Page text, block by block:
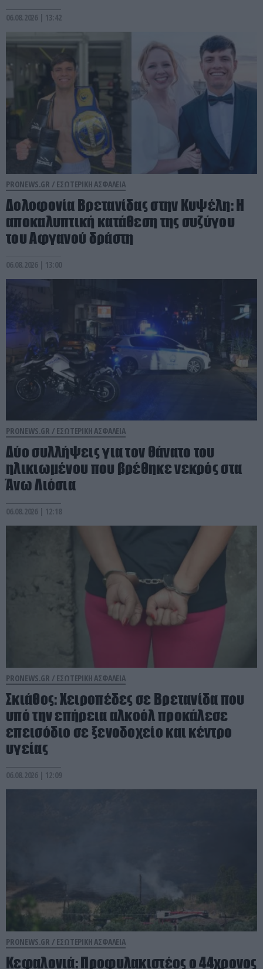
06.08.2026 | 13:42
PRONEWS.GR / ΕΣΩΤΕΡΙΚΗ ΑΣΦΑΛΕΙΑ
Δολοφονία Βρετανίδας στην Κυψέλη: Η
αποκαλυπτική κατάθεση της συζύγου
του Αφγανού δράστη
06.08.2026 | 13:00
PRONEWS.GR / ΕΣΩΤΕΡΙΚΗ ΑΣΦΑΛΕΙΑ
Δύο συλλήψεις για τον θάνατο του
ηλικιωμένου που βρέθηκε νεκρός στα
Άνω Λιόσια
06.08.2026 | 12:18
PRONEWS.GR / ΕΣΩΤΕΡΙΚΗ ΑΣΦΑΛΕΙΑ
Σκιάθος: Χειροπέδες σε Βρετανίδα που
υπό την επήρεια αλκοόλ προκάλεσε
επεισόδιο σε ξενοδοχείο και κέντρο
υγείας
06.08.2026 | 12:09
PRONEWS.GR / ΕΣΩΤΕΡΙΚΗ ΑΣΦΑΛΕΙΑ
Κεφαλονιά: Προφυλακιστέος ο 44χρονος